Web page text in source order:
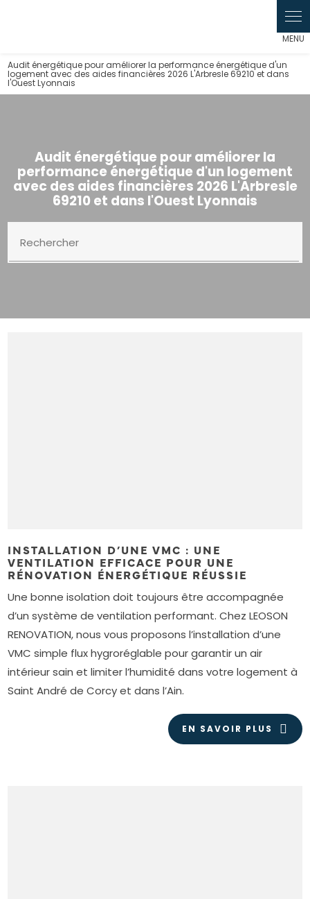
Audit énergétique pour améliorer la performance énergétique d'un
logement avec des aides financières 2026 L'Arbresle 69210 et dans
l'Ouest Lyonnais
Audit énergétique pour améliorer la
performance énergétique d'un logement
avec des aides financières 2026 L'Arbresle
69210 et dans l'Ouest Lyonnais
Rechercher
INSTALLATION D’UNE VMC : UNE
VENTILATION EFFICACE POUR UNE
RÉNOVATION ÉNERGÉTIQUE RÉUSSIE
Une bonne isolation doit toujours être accompagnée
d’un système de ventilation performant. Chez LEOSON
RENOVATION, nous vous proposons l’installation d’une
VMC simple flux hygroréglable pour garantir un air
intérieur sain et limiter l’humidité dans votre logement à
Saint André de Corcy et dans l’Ain.
EN SAVOIR PLUS